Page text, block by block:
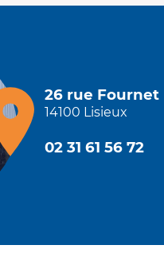
26 rue Fournet
14100 Lisieux
02 31 61 56 72